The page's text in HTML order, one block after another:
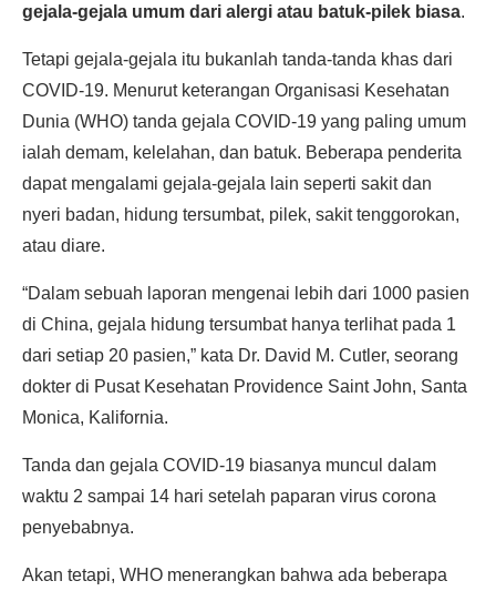
gejala-gejala umum dari alergi atau batuk-pilek biasa.
Tetapi gejala-gejala itu bukanlah tanda-tanda khas dari
COVID-19. Menurut keterangan Organisasi Kesehatan
Dunia (WHO) tanda gejala COVID-19 yang paling umum
ialah demam, kelelahan, dan batuk. Beberapa penderita
dapat mengalami gejala-gejala lain seperti sakit dan
nyeri badan, hidung tersumbat, pilek, sakit tenggorokan,
atau diare.
“Dalam sebuah laporan mengenai lebih dari 1000 pasien
di China, gejala hidung tersumbat hanya terlihat pada 1
dari setiap 20 pasien,” kata Dr. David M. Cutler, seorang
dokter di Pusat Kesehatan Providence Saint John, Santa
Monica, Kalifornia.
Tanda dan gejala COVID-19 biasanya muncul dalam
waktu 2 sampai 14 hari setelah paparan virus corona
penyebabnya.
Akan tetapi, WHO menerangkan bahwa ada beberapa